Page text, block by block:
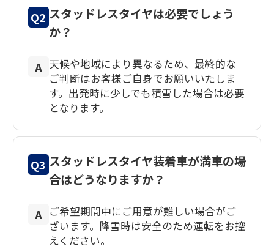
Q2 スタッドレスタイヤは必要でしょう
か？
A 天候や地域により異なるため、最終的な
ご判断はお客様ご自身でお願いいたしま
す。出発時に少しでも積雪した場合は必要
となります。
Q3 スタッドレスタイヤ装着車が満車の場
合はどうなりますか？
A ご希望期間中にご用意が難しい場合がご
ざいます。降雪時は安全のため運転をお控
えください。